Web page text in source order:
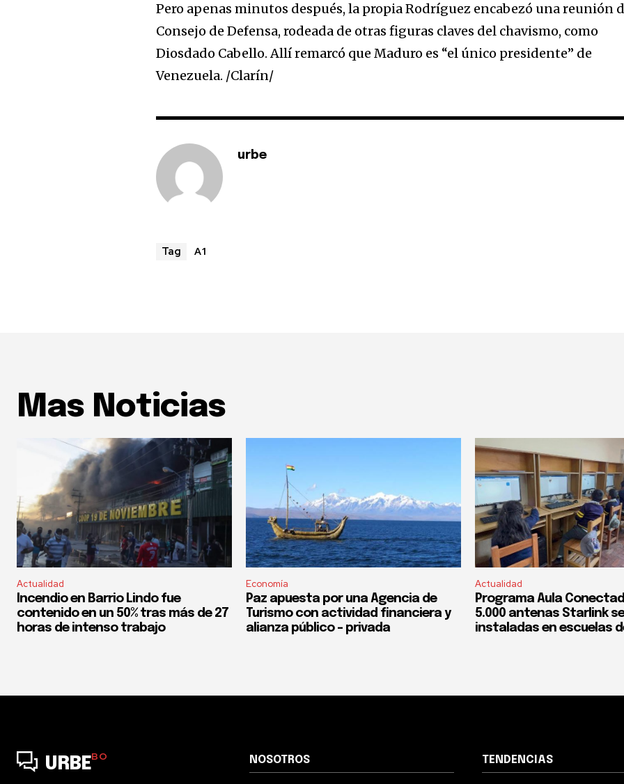
Pero apenas minutos después, la propia Rodríguez encabezó una reunión
Consejo de Defensa, rodeada de otras figuras claves del chavismo, como
Diosdado Cabello. Allí remarcó que Maduro es “el único presidente” de
Venezuela. /Clarín/
urbe
Tag A1
Mas Noticias
Actualidad
Incendio en Barrio Lindo fue
contenido en un 50% tras más de 27
horas de intenso trabajo
Economía
Paz apuesta por una Agencia de
Turismo con actividad financiera y
alianza público – privada
Actualidad
Programa Aula
5.000 antenas Starlink
instaladas en escuelas
URBEBO NOSOTROS TENDENCIAS